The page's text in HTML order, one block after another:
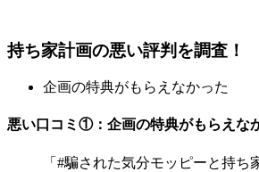
持ち家計画の悪い評判を調査！
企画の特典がもらえなかった
悪い口コミ①：企画の特典がもらえな
「#騙された気分モッピーと持ち